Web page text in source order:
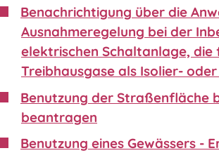
Benachrichtigung über die
Ausnahmeregelung bei der
elektrischen Schaltanlage,
Treibhausgase als Isolier-
Benutzung der Straßenfläche
beantragen
Benutzung eines Gewässers -